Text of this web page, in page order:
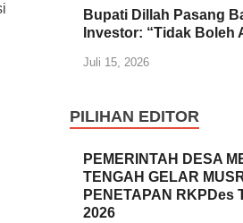
Bupati Dillah Pasang
Investor: “Tidak Boleh
Juli 15, 2026
PILIHAN EDITOR
PEMERINTAH DESA
TENGAH GELAR
PENETAPAN RKPDes
2026